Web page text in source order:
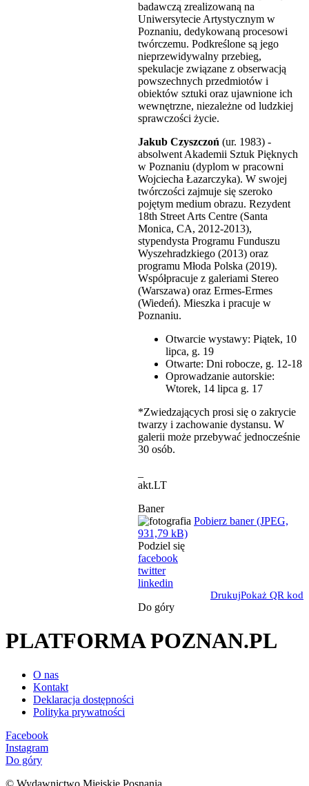
badawczą zrealizowaną na
Uniwersytecie Artystycznym w
Poznaniu, dedykowaną procesowi
twórczemu. Podkreślone są jego
nieprzewidywalny przebieg,
spekulacje związane z obserwacją
powszechnych przedmiotów i
obiektów sztuki oraz ujawnione ich
wewnętrzne, niezależne od ludzkiej
sprawczości życie.
Jakub Czyszczoń (ur. 1983) -
absolwent Akademii Sztuk Pięknych
w Poznaniu (dyplom w pracowni
Wojciecha Łazarczyka). W swojej
twórczości zajmuje się szeroko
pojętym medium obrazu. Rezydent
18th Street Arts Centre (Santa
Monica, CA, 2012-2013),
stypendysta Programu Funduszu
Wyszehradzkiego (2013) oraz
programu Młoda Polska (2019).
Współpracuje z galeriami Stereo
(Warszawa) oraz Ermes-Ermes
(Wiedeń). Mieszka i pracuje w
Poznaniu.
Otwarcie wystawy: Piątek, 10
lipca, g. 19
Otwarte: Dni robocze, g. 12-18
Oprowadzanie autorskie:
Wtorek, 14 lipca g. 17
*Zwiedzających prosi się o zakrycie
twarzy i zachowanie dystansu. W
galerii może przebywać jednocześnie
30 osób.
akt.LT
Baner
Pobierz baner (JPEG,
931,79 kB)
Podziel się
facebook
twitter
linkedin
DrukujPokaż QR kod
Do góry
PLATFORMA POZNAN.PL
O nas
Kontakt
Deklaracja dostępności
Polityka prywatności
Facebook
Instagram
Do góry
© Wydawnictwo Miejskie Posnania